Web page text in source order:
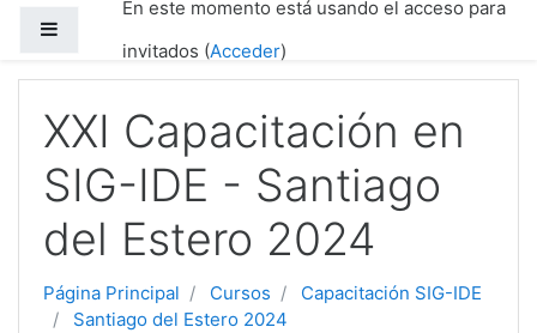
Salta al contenido principalEn este momento está usando el acceso para
invitados (Acceder)
XXI Capacitación en
SIG-IDE - Santiago
del Estero 2024
Página Principal Cursos
Capacitación SIG-IDE
Santiago del Estero 2024